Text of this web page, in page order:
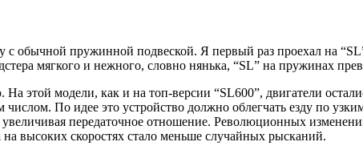
обычной пружинной подвеской. Я первый раз проехал на
мягкого и нежного, словно нянька, “SL” на пружинах
этой модели, как и на топ-версии “SL600”, двигатели
По идее это устройство должно облегчать езду по
передаточное отношение. Революционных
высоких скоростях стало меньше случайных рысканий.